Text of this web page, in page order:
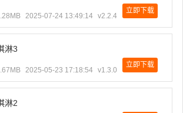
2025-07-24 13:49:14 v2.2.4
立即下载
淋3
2025-05-23 17:18:54 v1.3.0
立即下载
淋2